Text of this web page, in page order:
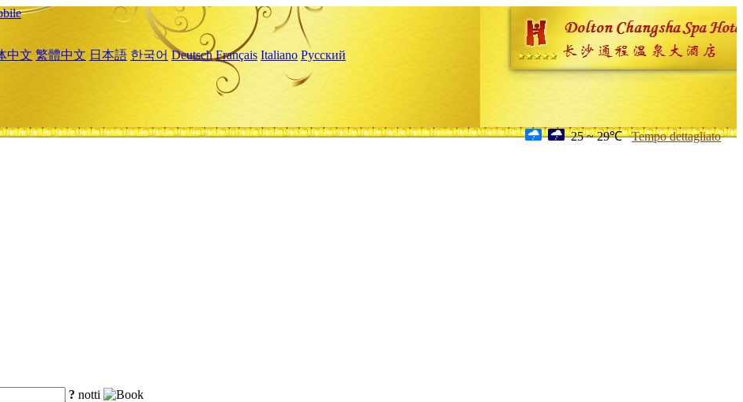
中文 繁體中文 日本語 한국어 Deutsch Français Italiano Русский
25 ~ 29℃ Tempo dettagliato
? notti